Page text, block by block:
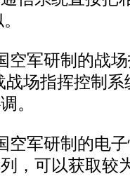
军研制的战场
场指挥控制
。
军研制的电子
，可以获取较